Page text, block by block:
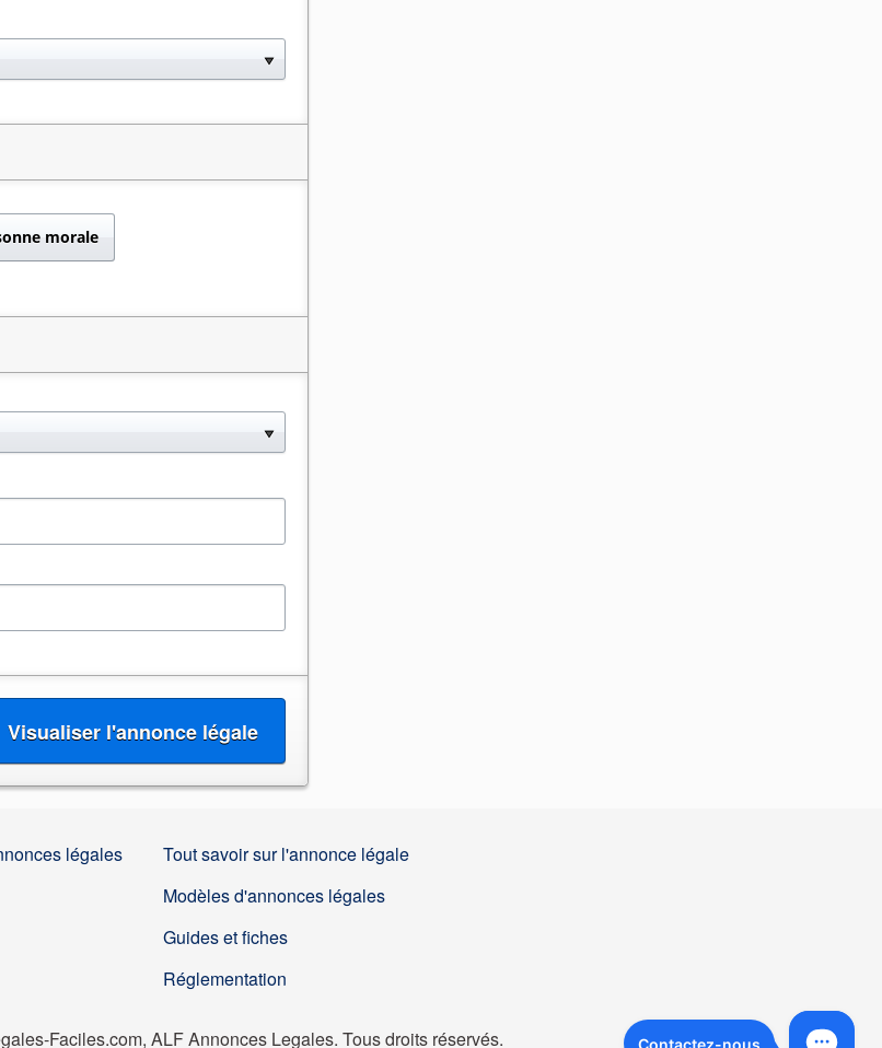
morale
légales
Tout savoir sur l'annonce légale
Modèles d'annonces légales
Guides et fiches
Réglementation
Faciles.com, ALF Annonces Legales. Tous droits réservés.